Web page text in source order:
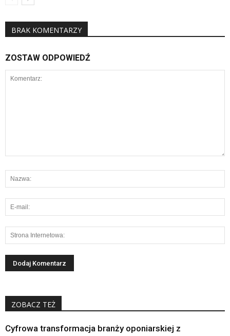
BRAK KOMENTARZY
ZOSTAW ODPOWIEDŹ
ZOBACZ TEŻ
Cyfrowa transformacja branży oponiarskiej z